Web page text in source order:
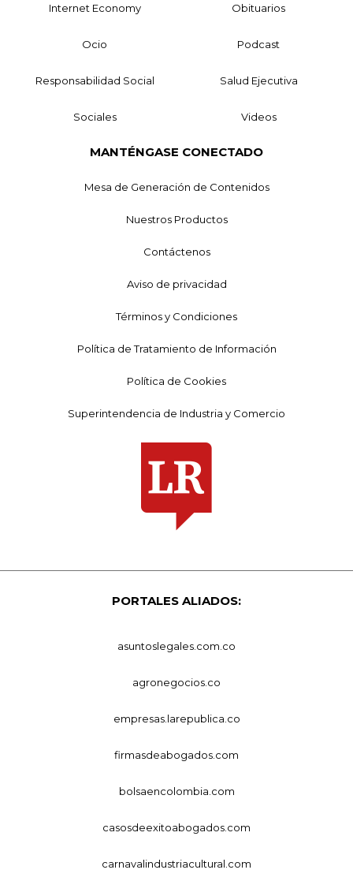
Internet Economy Obituarios
Ocio Podcast
Responsabilidad Social Salud Ejecutiva
Sociales Videos
MANTÉNGASE CONECTADO
Mesa de Generación de Contenidos
Nuestros Productos
Contáctenos
Aviso de privacidad
Términos y Condiciones
Política de Tratamiento de Información
Política de Cookies
Superintendencia de Industria y Comercio
PORTALES ALIADOS:
asuntoslegales.com.co
agronegocios.co
empresas.larepublica.co
firmasdeabogados.com
bolsaencolombia.com
casosdeexitoabogados.com
carnavalindustriacultural.com